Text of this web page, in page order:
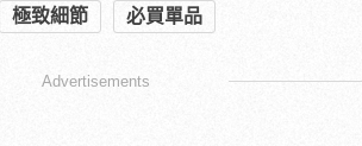
極致細節 必買單品
Advertisements